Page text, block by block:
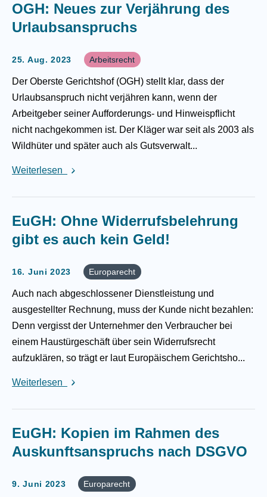
OGH: Neues zur Verjährung des
Urlaubsanspruchs
25. Aug. 2023 Arbeitsrecht
Der Oberste Gerichtshof (OGH) stellt klar, dass der
Urlaubsanspruch nicht verjähren kann, wenn der
Arbeitgeber seiner Aufforderungs- und Hinweispflicht
nicht nachgekommen ist. Der Kläger war seit als 2003 als
Wildhüter und später auch als Gutsverwalt...
Weiterlesen
EuGH: Ohne Widerrufsbelehrung
gibt es auch kein Geld!
16. Juni 2023 Europarecht
Auch nach abgeschlossener Dienstleistung und
ausgestellter Rechnung, muss der Kunde nicht bezahlen:
Denn vergisst der Unternehmer den Verbraucher bei
einem Haustürgeschäft über sein Widerrufsrecht
aufzuklären, so trägt er laut Europäischem Gerichtsho...
Weiterlesen
EuGH: Kopien im Rahmen des
Auskunftsanspruchs nach DSGVO
9. Juni 2023 Europarecht